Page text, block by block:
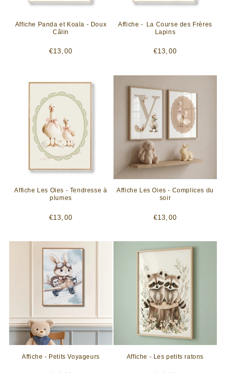
Affiche Panda et Koala - Doux
Câlin
Prix
€13,00
Affiche - La Course des Frères
Lapins
Prix
€13,00
Affiche Les Oies - Tendresse à
plumes
Prix
€13,00
Affiche Les Oies - Complices du
soir
Prix
€13,00
Affiche - Petits Voyageurs Affiche - Les petits ratons